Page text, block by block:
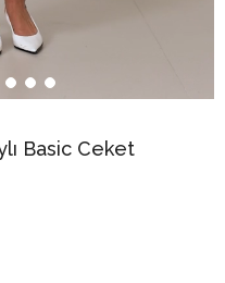
Basic Ceket